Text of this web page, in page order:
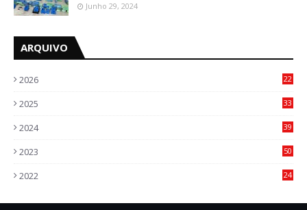
Junho 29, 2024
ARQUIVO
2026
22
2025
33
2024
39
2023
50
2022
24